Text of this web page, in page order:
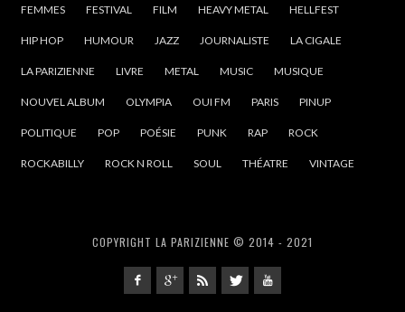
FEMMES FESTIVAL FILM HEAVY METAL HELLFEST
HIP HOP HUMOUR JAZZ JOURNALISTE LA CIGALE
LA PARIZIENNE LIVRE METAL MUSIC MUSIQUE
NOUVEL ALBUM OLYMPIA OUI FM PARIS PINUP
POLITIQUE POP POÉSIE PUNK RAP ROCK
ROCKABILLY ROCK N ROLL SOUL THÉATRE VINTAGE
COPYRIGHT LA PARIZIENNE © 2014 - 2021